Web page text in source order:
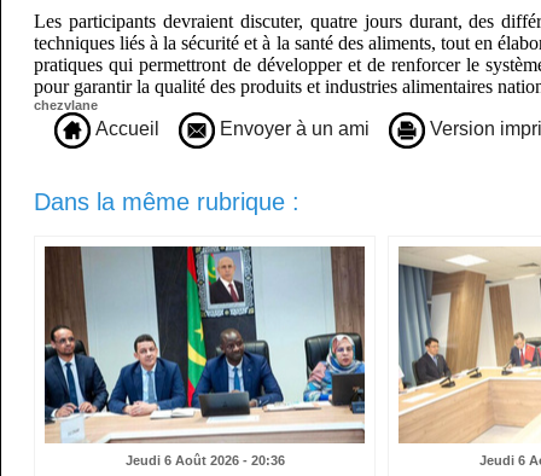
Les participants devraient discuter, quatre jours durant, des
techniques liés à la sécurité et à la santé des aliments, tout en
pratiques qui permettront de développer et de renforcer le
pour garantir la qualité des produits et industries alimentaires
chezvlane
Accueil Envoyer à un ami Version
Dans la même rubrique :
Jeudi 6 Août 2026 - 20:36 Jeudi 6